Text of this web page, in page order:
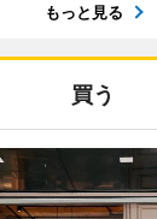
もっと見る
買う